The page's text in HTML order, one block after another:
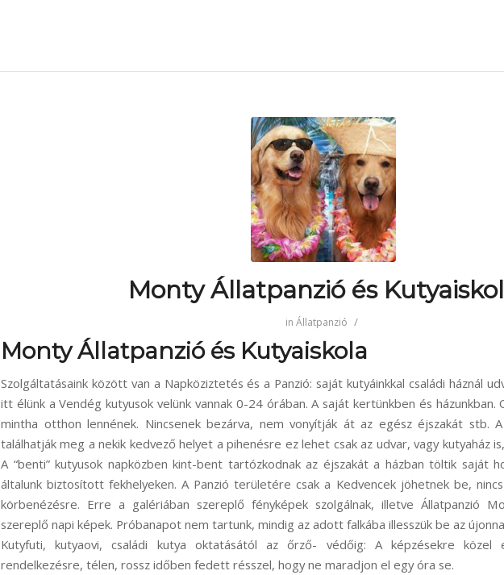
Monty Állatpanzió és
in Állatpanzió /
Monty Állatpanzió és Kutyaiskola
Szolgáltatásaink között van a Napköziztetés és a Panzió: saját kutyáinkkal családi háznál
itt élünk a Vendég kutyusok velünk vannak 0-24 órában. A saját kertünkben és házunkban.
mintha otthon lennének. Nincsenek bezárva, nem vonyítják át az egész éjszakát stb.
találhatják meg a nekik kedvező helyet a pihenésre ez lehet csak az udvar, vagy kutyaház
A “benti” kutyusok napközben kint-bent tartózkodnak az éjszakát a házban töltik saját
általunk biztosított fekhelyeken. A Panzió területére csak a Kedvencek jöhetnek be,
körbenézésre. Erre a galériában szereplő fényképek szolgálnak, illetve Állatpanzió
szereplő napi képek. Próbanapot nem tartunk, mindig az adott falkába illesszük be az
Kutyfuti, kutyaovi, családi kutya oktatásától az őrző- védőig: A képzésekre
rendelkezésre, télen, rossz időben fedett résszel, hogy ne maradjon el egy óra se.